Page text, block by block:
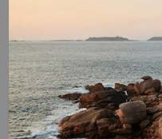
68987280596
Évènement
Moorea